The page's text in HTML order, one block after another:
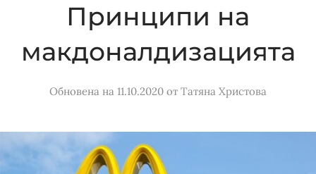
Принципи на
макдоналдизацията
Обновена на 11.10.2020 от Татяна Христова